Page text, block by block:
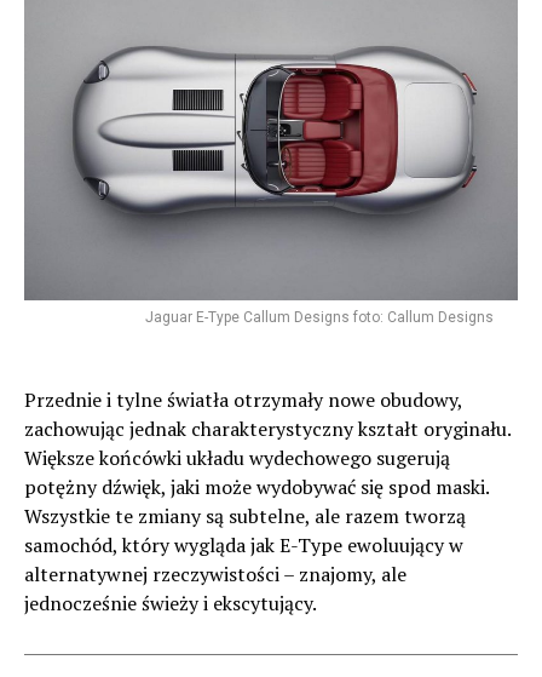
Jaguar E-Type Callum Designs foto: Callum Designs
Przednie i tylne światła otrzymały nowe obudowy,
zachowując jednak charakterystyczny kształt oryginału.
Większe końcówki układu wydechowego sugerują
potężny dźwięk, jaki może wydobywać się spod maski.
Wszystkie te zmiany są subtelne, ale razem tworzą
samochód, który wygląda jak E-Type ewoluujący w
alternatywnej rzeczywistości – znajomy, ale
jednocześnie świeży i ekscytujący.